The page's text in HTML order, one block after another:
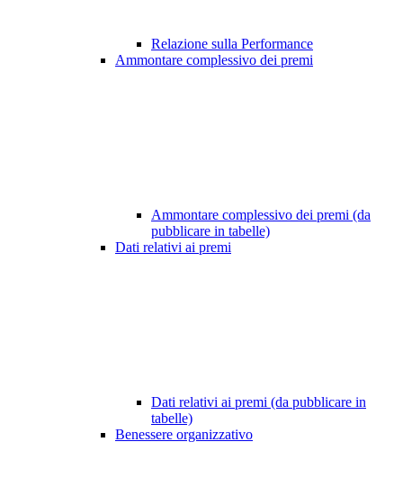
Relazione sulla Performance
Ammontare complessivo dei premi
Ammontare complessivo dei premi (da
pubblicare in tabelle)
Dati relativi ai premi
Dati relativi ai premi (da pubblicare in
tabelle)
Benessere organizzativo